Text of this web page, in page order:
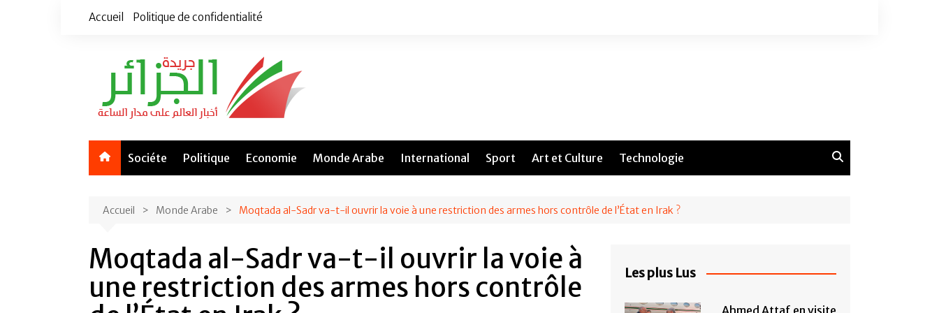
Accueil Politique de confidentialité
Sociéte Politique Economie Monde Arabe International Sport Art et Culture Technologie
Accueil Monde Arabe Moqtada al-Sadr va-t-il ouvrir la voie à une restriction des armes hors contrôle de l’État en Irak ?
Moqtada al-Sadr va-t-il ouvrir la voie à
une restriction des armes hors contrôle
Les plus Lus
Ahmed Attaf en visite